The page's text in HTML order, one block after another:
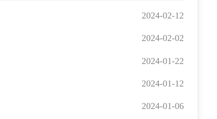
2024-02-12
2024-02-02
2024-01-22
2024-01-12
2024-01-06